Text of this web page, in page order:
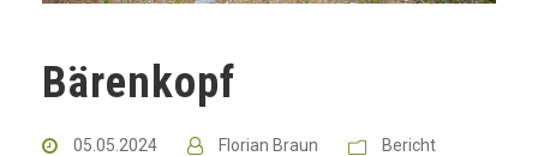
Bärenkopf
05.05.2024 Florian Braun Bericht